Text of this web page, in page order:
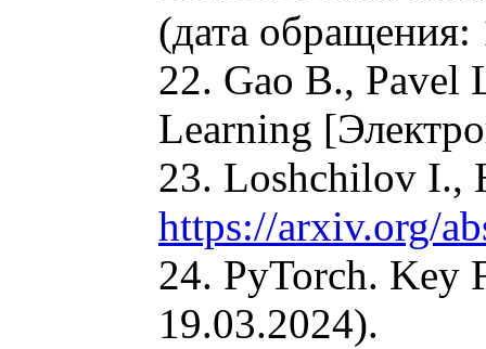
(дата
22. Gao B., Pavel
Learning
23. Loshchilov I.,
https://arxiv.org/
24. PyTorch. Key
19.03.2024).